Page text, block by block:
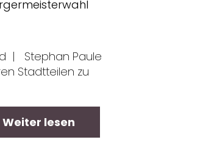
|
Stephan Paule
Stadtteilen zu
Weiter lesen